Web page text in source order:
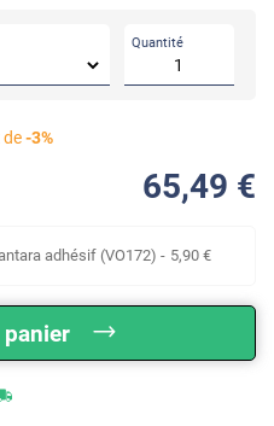
Quantité
de-3%
65,49 €
adhésif (VO172) - 5,90 €